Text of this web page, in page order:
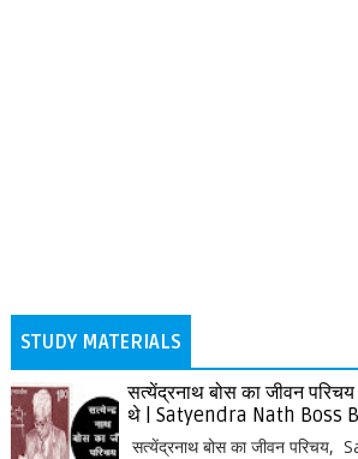
STUDY MATERIALS
सत्येंद्रनाथ बोस का जीवन
थे | Satyendra Nath Boss
सत्येंद्रनाथ बोस का जीवन